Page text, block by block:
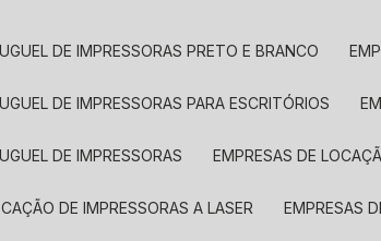
DE IMPRESSORAS PRETO E BRANCO
DE IMPRESSORAS PARA ESCRITÓRIOS
DE IMPRESSORAS EMPRESAS DE
DE IMPRESSORAS A LASER EMPRESAS